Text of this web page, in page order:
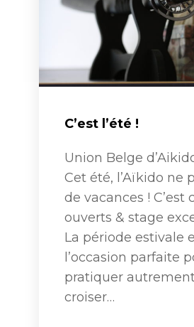
C’est l’été !
Union Belge
Cet été, l’Aïkido ne
de vacances ! C’est
ouverts & stage
La période estivale
l’occasion parfaite
pratiquer
croiser…